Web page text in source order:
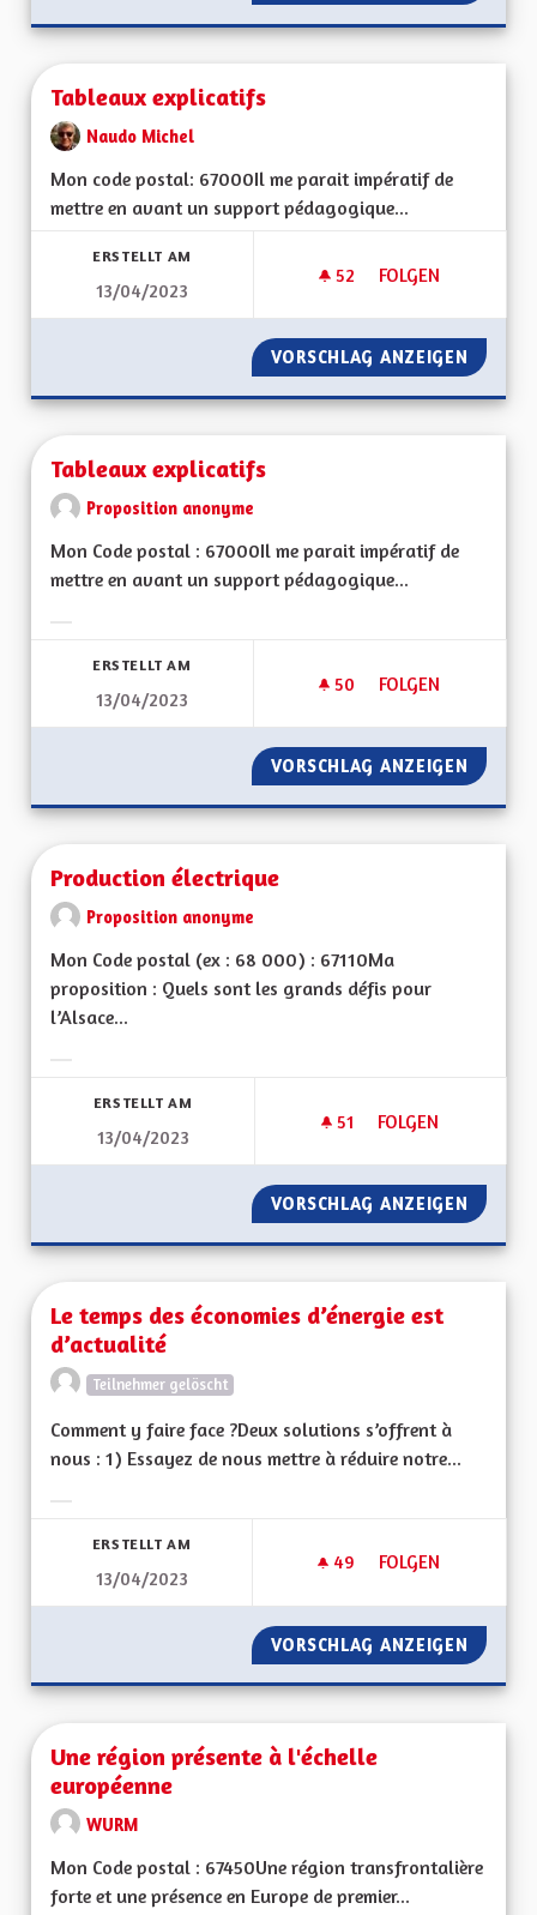
Tableaux explicatifs
Naudo Michel
Mon code postal: 67000 Il me parait impératif de
mettre en avant un support pédagogique...
ERSTELLT AM
13/04/2023
52 52 FOLLOWER
FOLGEN
TABLEAUX
VORSCHLAG ANZEIGEN
Tableaux explicatifs
Proposition anonyme
Mon Code postal : 67000Il me parait impératif de
mettre en avant un support pédagogique...
ERSTELLT AM
13/04/2023
50 50 FOLLOWER
FOLGEN
TABLEAUX
VORSCHLAG ANZEIGEN
Production électrique
Proposition anonyme
Mon Code postal (ex : 68 000) : 67110Ma
proposition : Quels sont les grands défis pour
l’Alsace...
ERSTELLT AM
13/04/2023
51 51 FOLLOWER
FOLGEN
PRODUCTION
VORSCHLAG ANZEIGEN
Le temps des économies d’énergie est
d’actualité
Teilnehmer gelöscht
Comment y faire face ?Deux solutions s’offrent à
nous : 1) Essayez de nous mettre à réduire notre...
ERSTELLT AM
13/04/2023
49 49 FOLLOWER
FOLGEN
LE TEMPS DES
VORSCHLAG ANZEIGEN LE
Une région présente à l'échelle
européenne
WURM
Mon Code postal : 67450Une région transfrontalière
forte et une présence en Europe de premier...